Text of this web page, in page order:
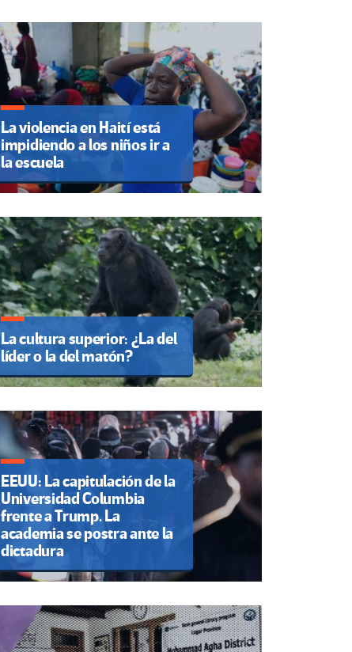
La violencia en Haití está
impidiendo a los niños ir a
la escuela
La cultura superior: ¿La del
líder o la del matón?
EEUU: La capitulación de la
Universidad Columbia
frente a Trump. La
academia se postra ante la
dictadura